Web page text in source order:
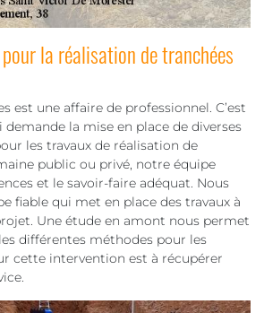
la réalisation de tranchées
est une affaire de professionnel. C’est
la mise en place de diverses
les travaux de réalisation de
public ou privé, notre équipe
et le savoir-faire adéquat. Nous
fiable qui met en place des travaux à
Une étude en amont nous permet
différentes méthodes pour les
cette intervention est à récupérer